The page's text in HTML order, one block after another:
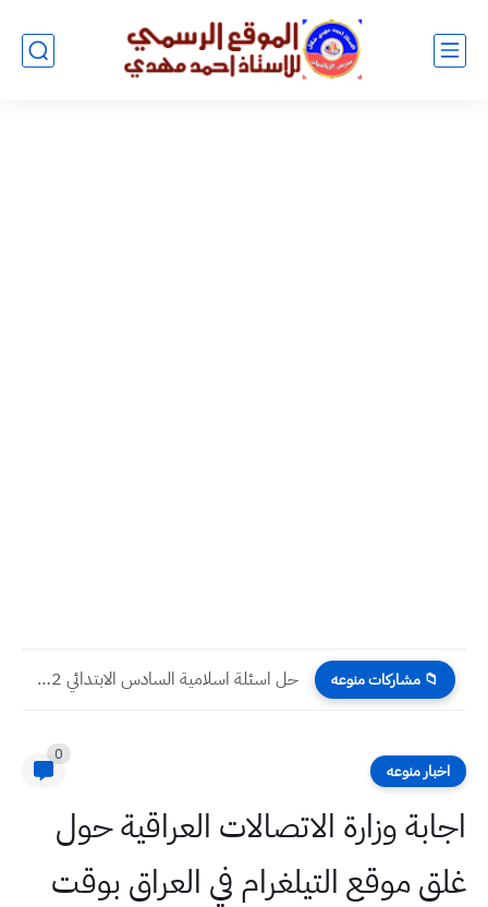
📁 مشاركات منوعه حل اسئلة اسلامية السادس الابتدائي 2022 دور ثاني
اخبار منوعه
0
اجابة وزارة الاتصالات العراقية حول
غلق موقع التيلغرام في العراق بوقت